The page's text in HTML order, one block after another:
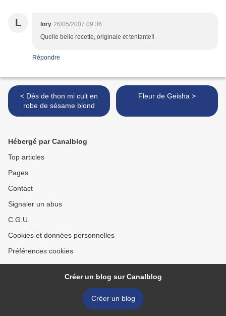
L lory 26/05/2007 09:36
Quelle belle recette, originale et tentante!!
Répondre
< Dés de thon mi cuit en
robe de sésame blond
Fleur de Geisha >
Hébergé par Canalblog
Top articles
Pages
Contact
Signaler un abus
C.G.U.
Cookies et données personnelles
Préférences cookies
Créer un blog sur Canalblog
Créer un blog